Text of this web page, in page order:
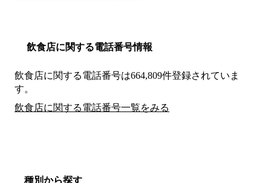
飲食店に関する電話番号情報
飲食店に関する電話番号は664,809件登録されていま
す。
飲食店に関する電話番号一覧をみる
種別から探す